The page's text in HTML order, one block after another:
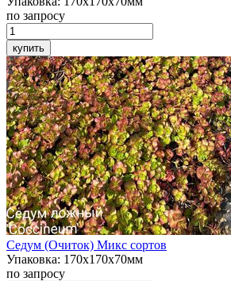
по запросу
купить
Седум (Очиток) Микс сортов
Упаковка: 170х170х70мм
по запросу